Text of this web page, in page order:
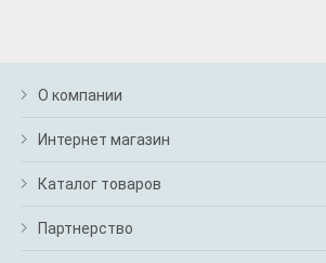
О компании
Интернет магазин
Каталог товаров
Партнерство